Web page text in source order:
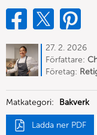
27. 2. 2026
Författare:
Företag:
Matkategori: Bakverk
Ladda ner PDF